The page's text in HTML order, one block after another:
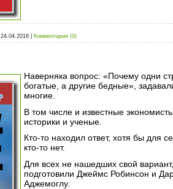
24.04.2016 Комментарии (0)
Наверняка вопрос: «Почему одни
богатые, а другие бедные»,
многие.
В том числе и известные
историки и ученые.
Кто-то находил ответ, хотя бы для
кто-то нет.
Для всех не нашедших свой
подготовили Джеймс Робинсон и
Аджемоглу.